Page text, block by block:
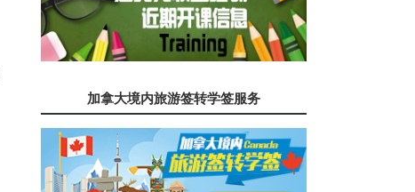
加拿大境内旅游签转学签服务